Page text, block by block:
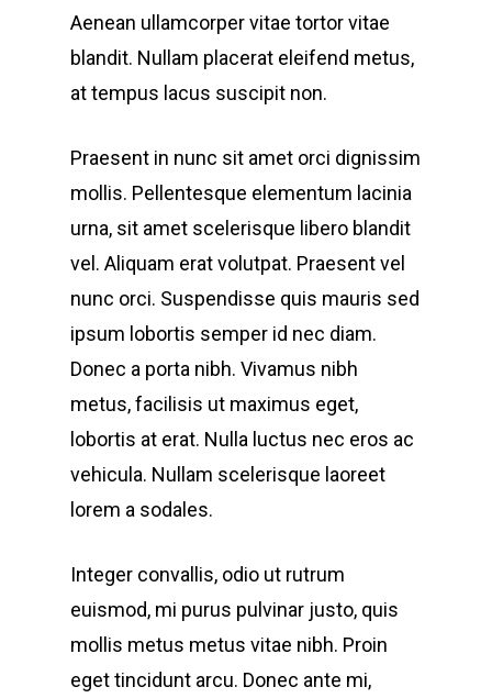
Aenean ullamcorper vitae tortor vitae
blandit. Nullam placerat eleifend metus,
at tempus lacus suscipit non.
Praesent in nunc sit amet orci dignissim
mollis. Pellentesque elementum lacinia
urna, sit amet scelerisque libero blandit
vel. Aliquam erat volutpat. Praesent vel
nunc orci. Suspendisse quis mauris sed
ipsum lobortis semper id nec diam.
Donec a porta nibh. Vivamus nibh
metus, facilisis ut maximus eget,
lobortis at erat. Nulla luctus nec eros ac
vehicula. Nullam scelerisque laoreet
lorem a sodales.
Integer convallis, odio ut rutrum
euismod, mi purus pulvinar justo, quis
mollis metus metus vitae nibh. Proin
eget tincidunt arcu. Donec ante mi,